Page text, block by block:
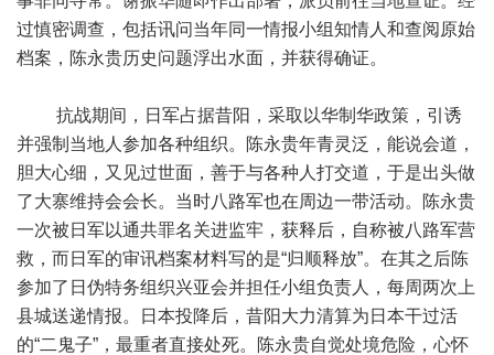
过慎密调查，包括讯问当年同一情报小组知情人和查阅原始
档案，陈永贵历史问题浮出水面，并获得确证。
抗战期间，日军占据昔阳，采取以华制华政策，引诱
并强制当地人参加各种组织。陈永贵年青灵泛，能说会道，
胆大心细，又见过世面，善于与各种人打交道，于是出头做
了大寨维持会会长。当时八路军也在周边一带活动。陈永贵
一次被日军以通共罪名关进监牢，获释后，自称被八路军营
救，而日军的审讯档案材料写的是“归顺释放”。在其之后陈
参加了日伪特务组织兴亚会并担任小组负责人，每周两次上
县城送递情报。日本投降后，昔阳大力清算为日本干过活
的“二鬼子”，最重者直接处死。陈永贵自觉处境危险，心怀